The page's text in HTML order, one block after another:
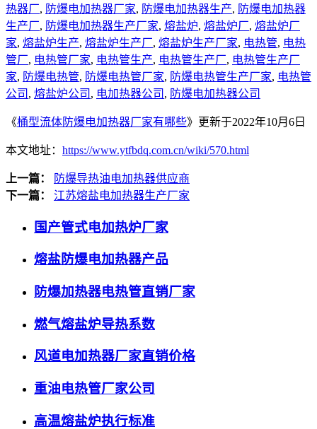
热器厂, 防爆电加热器厂家, 防爆电加热器生产, 防爆电加热器
生产厂, 防爆电加热器生产厂家, 熔盐炉, 熔盐炉厂, 熔盐炉厂
家, 熔盐炉生产, 熔盐炉生产厂, 熔盐炉生产厂家, 电热管, 电热
管厂, 电热管厂家, 电热管生产, 电热管生产厂, 电热管生产厂
家, 防爆电热管, 防爆电热管厂家, 防爆电热管生产厂家, 电热管
公司 , 熔盐炉公司 , 电加热器公司 , 防爆电加热器公司
《桶型流体防爆电加热器厂家有哪些》更新于2022年10月6日
本文地址： https://www.ytfbdq.com.cn/wiki/570.html
上一篇：
防爆导热油电加热器供应商
下一篇：
江苏熔盐电加热器生产厂家
国产管式电加热炉厂家
熔盐防爆电加热器产品
防爆加热器电热管直销厂家
燃气熔盐炉导热系数
风道电加热器厂家直销价格
重油电热管厂家公司
高温熔盐炉执行标准